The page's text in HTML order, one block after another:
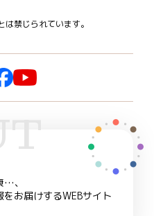
禁じられています。
…、
お届けするWEBサイト